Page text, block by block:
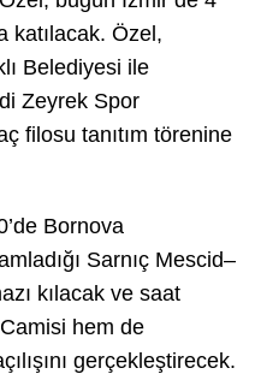
katılacak. Özel,
Belediyesi ile
Zeyrek Spor
filosu tanıtım törenine
Bornova
Sarnıç Mescid–
kılacak ve saat
hem de
gerçekleştirecek.